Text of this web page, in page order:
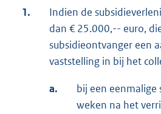
1.
Indien de
dan € 25.000,-- euro,
subsidieontvanger een
vaststelling in bij het
a.
bij een eenmalige
weken na het